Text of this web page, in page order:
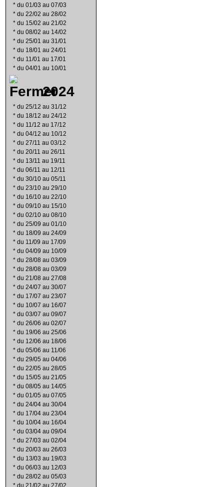
* du 01/03 au 07/03
* du 22/02 au 28/02
* du 15/02 au 21/02
* du 08/02 au 14/02
* du 25/01 au 31/01
* du 18/01 au 24/01
* du 11/01 au 17/01
* du 04/01 au 10/01
2024
* du 25/12 au 31/12
* du 18/12 au 24/12
* du 11/12 au 17/12
* du 04/12 au 10/12
* du 27/11 au 03/12
* du 20/11 au 26/11
* du 13/11 au 19/11
* du 06/11 au 12/11
* du 30/10 au 05/11
* du 23/10 au 29/10
* du 16/10 au 22/10
* du 09/10 au 15/10
* du 02/10 au 08/10
* du 25/09 au 01/10
* du 18/09 au 24/09
* du 11/09 au 17/09
* du 04/09 au 10/09
* du 28/08 au 03/09
* du 28/08 au 03/09
* du 21/08 au 27/08
* du 24/07 au 30/07
* du 17/07 au 23/07
* du 10/07 au 16/07
* du 03/07 au 09/07
* du 26/06 au 02/07
* du 19/06 au 25/06
* du 12/06 au 18/06
* du 05/06 au 11/06
* du 29/05 au 04/06
* du 22/05 au 28/05
* du 15/05 au 21/05
* du 08/05 au 14/05
* du 01/05 au 07/05
* du 24/04 au 30/04
* du 17/04 au 23/04
* du 10/04 au 16/04
* du 03/04 au 09/04
* du 27/03 au 02/04
* du 20/03 au 26/03
* du 13/03 au 19/03
* du 06/03 au 12/03
* du 28/02 au 05/03
* du 21/02 au 27/02